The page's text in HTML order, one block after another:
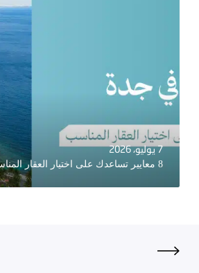
7 يوليو، 2026
8 معايير تساعدك على اختيار العقار المناسب